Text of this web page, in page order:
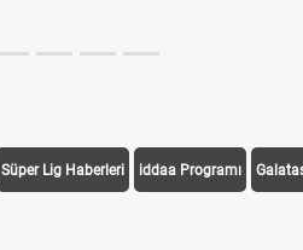
Süper Lig Haberleri iddaa Programı